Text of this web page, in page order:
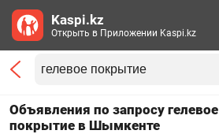
Объявления по запросу гелевое
покрытие в Шымкенте
Kaspi.kz
Открыть в Приложении Kaspi.kz